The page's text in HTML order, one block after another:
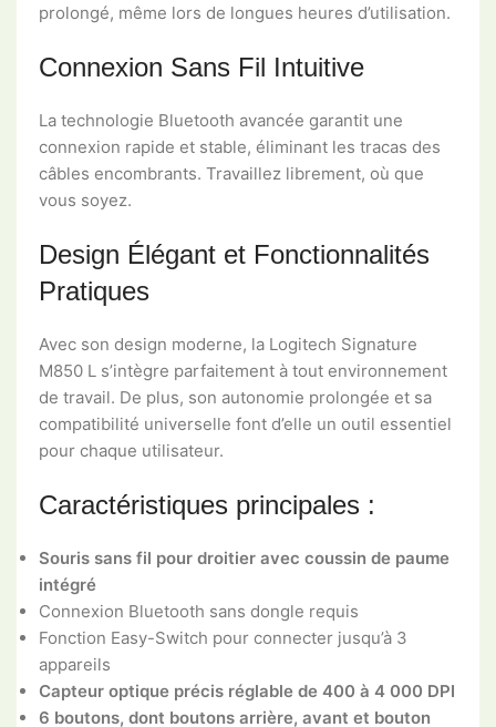
prolongé, même lors de longues heures d’utilisation.
Connexion Sans Fil Intuitive
La technologie Bluetooth avancée garantit une
connexion rapide et stable, éliminant les tracas des
câbles encombrants. Travaillez librement, où que
vous soyez.
Design Élégant et Fonctionnalités
Pratiques
Avec son design moderne, la Logitech Signature
M850 L s’intègre parfaitement à tout environnement
de travail. De plus, son autonomie prolongée et sa
compatibilité universelle font d’elle un outil essentiel
pour chaque utilisateur.
Caractéristiques principales :
Souris sans fil pour droitier avec coussin de paume
intégré
Connexion Bluetooth sans dongle requis
Fonction Easy-Switch pour connecter jusqu’à 3
appareils
Capteur optique précis réglable de 400 à 4 000 DPI
6 boutons, dont boutons arrière, avant et bouton